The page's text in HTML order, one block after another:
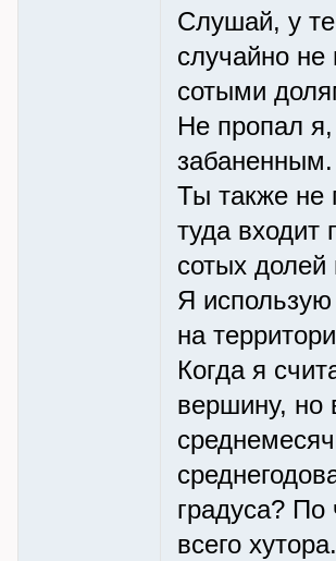
Слушай, у
случайно
сотыми
Не пропал
забаненным.
Ты также не
туда
сотых долей
Я
на
Когда я
вершину, но
градуса?
всего